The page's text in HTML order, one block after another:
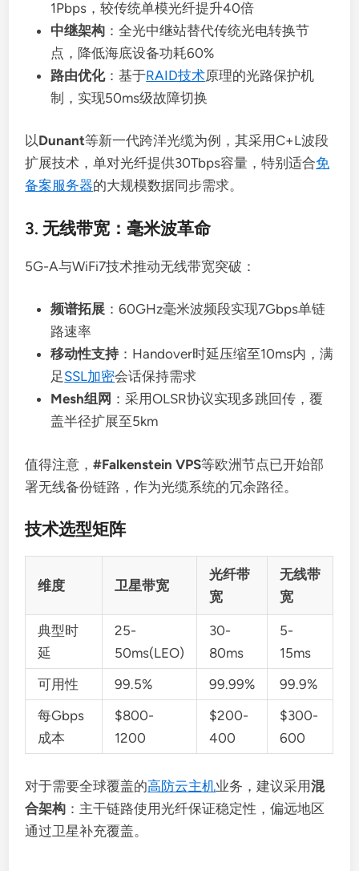
1Pbps，较传统单模光纤提升40倍
中继架构 ：全光中继站替代传统光电转换节
点，降低海底设备功耗60%
路由优化：基于RAID技术原理的光路保护机
制，实现50ms级故障切换
以Dunant等新一代跨洋光缆为例，其采用C+L波段
扩展技术，单对光纤提供30Tbps容量，特别适合免
备案服务器的大规模数据同步需求。
3. 无线带宽：毫米波革命
5G-A与WiFi7技术推动无线带宽突破：
频谱拓展 ：60GHz毫米波频段实现7Gbps单链
路速率
移动性支持：Handover时延压缩至10ms内，满
足SSL加密会话保持需求
Mesh组网 ：采用OLSR协议实现多跳回传，覆
盖半径扩展至5km
值得注意，#Falkenstein VPS等欧洲节点已开始部
署无线备份链路，作为光缆系统的冗余路径。
技术选型矩阵
维度 卫星带宽
光纤带
宽
无线带
宽
典型时
延
25-
50ms(LEO)
30-
80ms
5-
15ms
可用性
99.5% 99.99%
99.9%
每Gbps
成本
$800-
1200
$200-
400
$300-
600
对于需要全球覆盖的高防云主机业务，建议采用混
合架构 ：主干链路使用光纤保证稳定性，偏远地区
通过卫星补充覆盖。